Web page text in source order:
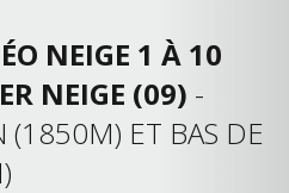
NEIGE 1 À 10
NEIGE (09) -
(1850M) ET BAS DE